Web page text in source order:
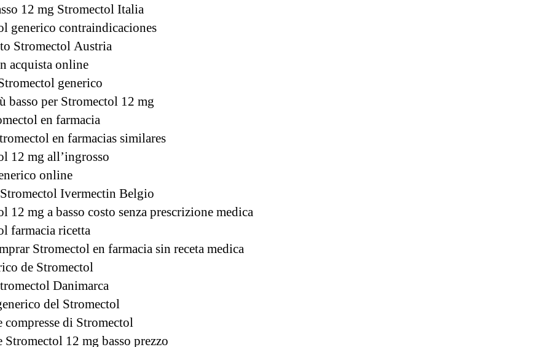
12 mg Stromectol Italia
generico contraindicaciones
Stromectol Austria
acquista online
generico
basso per Stromectol 12 mg
en farmacia
en farmacias similares
12 mg all’ingrosso
online
Ivermectin Belgio
12 mg a basso costo senza prescrizione medica
farmacia ricetta
Stromectol en farmacia sin receta medica
de Stromectol
Danimarca
del Stromectol
compresse di Stromectol
Stromectol 12 mg basso prezzo